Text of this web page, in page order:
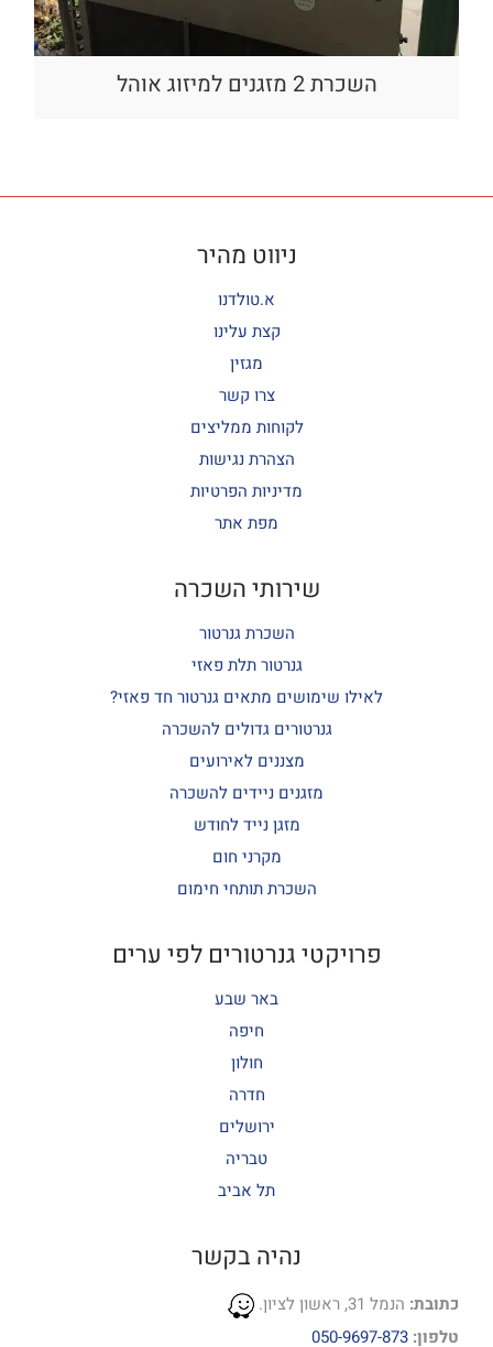
השכרת 2 מזגנים למיזוג אוהל
ניווט מהיר
א.טולדנו
קצת עלינו
מגזין
צרו קשר
לקוחות ממליצים
הצהרת נגישות
מדיניות הפרטיות
מפת אתר
שירותי השכרה
השכרת גנרטור
גנרטור תלת פאזי
לאילו שימושים מתאים גנרטור חד פאזי?
גנרטורים גדולים להשכרה
מצננים לאירועים
מזגנים ניידים להשכרה
מזגן נייד לחודש
מקרני חום
השכרת תותחי חימום
פרויקטי גנרטורים לפי ערים
באר שבע
חיפה
חולון
חדרה
ירושלים
טבריה
תל אביב
נהיה בקשר
כתובת: הנמל 31, ראשון לציון.
טלפון: 050-9697-873